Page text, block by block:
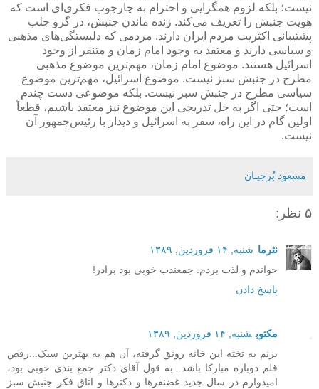
نیست؛ بلکه لزوم همگرایی و احترام به چارچوب فکری‌ای است که
هویت جنبش را تعریف می‌کند. زنده ماندن جنبش، در گرو جلب
پشتیبانی اکثریت مردم ایران دارند. مردمی که دلبستگی‌های مذهبی
و سیاسی دارند و معتقد به وجود امام زمان و متنفر از وجود
اسرائیل هستند. موضوع امام زمان، مهم‌ترین موضوع مذهبی
مطرح در جنبش سبز نیست. موضوع اسرائیل، مهم‌ترین موضوع
سیاسی مطرح در جنبش سبز نیست. بلکه موضوعی دست چندم
است؛ حتی اگر به حل تدریجی این موضوع نیز معتقد باشیم، قطعاً
اولین گام در این راه، سفر به اسرائیل و دیدار با رئیس‌جمهور آن
نیست.
مسعود بُرجيـان
۵ نظر:
نثرما شنبه, ۱۴ فروردین, ۱۳۸۹
حواندم و لذت بردم. جمعندب خوبی بود برادر!
پاسخ دادن
مکتوب شنبه, ۱۴ فروردین, ۱۳۸۹
بزنم به تخته این خانه رونق گرفته، آن هم به بهترین سبک...رقص
قلم دوباره مبارکا باشد...به قول آقای دکتر جمع بندی خوبی بود،
امیدوارم در سال جدید غضنفرها و دکترها و اتاق فکر جنبش سبز